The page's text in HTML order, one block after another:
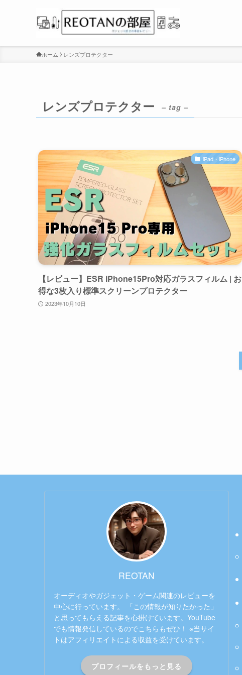
ホーム レンズプロテクター
レンズプロテクター – tag –
iPad・iPhone
【レビュー】ESR iPhone15Pro対応ガラスフィルム | お
得な3枚入り標準スクリーンプロテクター
2023年10月10日
REOTAN
オーディオやガジェット・ゲーム関連のレビューを
中心に行っています。 「この情報が知りたかった」
と思ってもらえる記事を心掛けています。YouTube
でも情報発信しているのでこちらもぜひ！ ※当サイ
トはアフィリエイトによる収益を受けています。
プロフィールをもっと見る